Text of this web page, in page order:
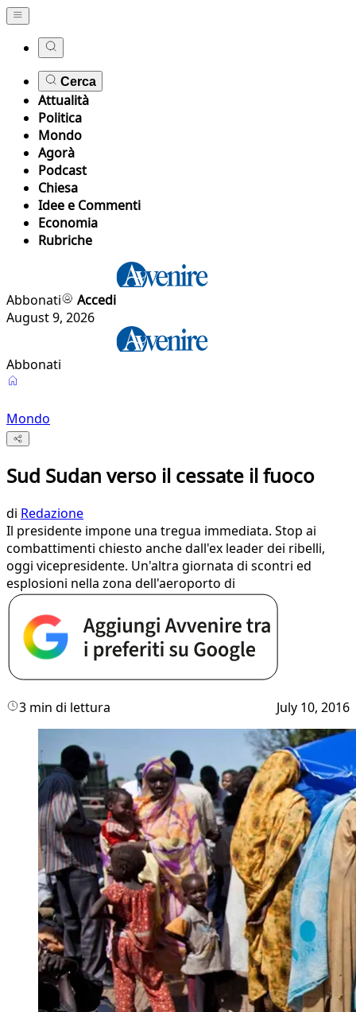
Cerca
Attualità
Politica
Mondo
Agorà
Podcast
Chiesa
Idee e Commenti
Economia
Rubriche
Abbonati
Accedi
August 9, 2026
Abbonati
Mondo
Sud Sudan verso il cessate il fuoco
di Redazione
Il presidente impone una tregua immediata. Stop ai
combattimenti chiesto anche dall'ex leader dei ribelli,
oggi vicepresidente. Un'altra giornata di scontri ed
esplosioni nella zona dell'aeroporto di
3 min di lettura July 10, 2016